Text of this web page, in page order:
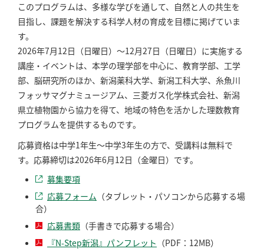
このプログラムは、多様な学びを通して、自然と人の共生を
目指し、課題を解決する科学人材の育成を目標に掲げていま
す。
2026年7月12日（日曜日）～12月27日（日曜日）に実施する
講座・イベントは、本学の理学部を中心に、教育学部、工学
部、脳研究所のほか、新潟薬科大学、新潟工科大学、糸魚川
フォッサマグナミュージアム、三菱ガス化学株式会社、新潟
県立植物園から協力を得て、地域の特色を活かした理数教育
プログラムを提供するものです。
応募資格は中学1年生～中学3年生の方で、受講料は無料で
す。応募締切は2026年6月12日（金曜日）です。
募集要項
応募フォーム （タブレット・パソコンから応募する場
合）
応募書類 （手書きで応募する場合）
『N-Step新潟』パンフレット （PDF：12MB）